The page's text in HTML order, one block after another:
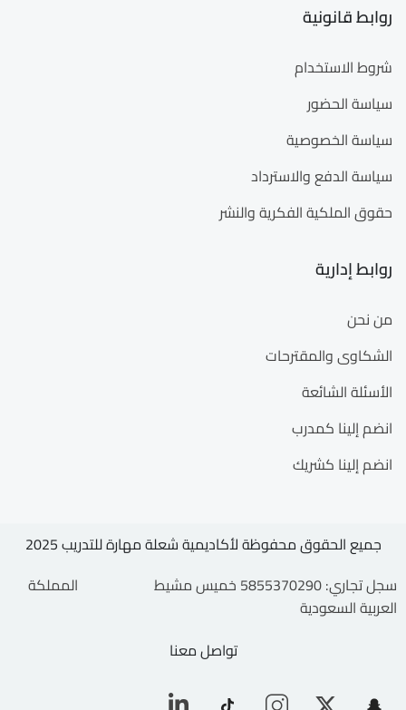
روابط قانونية
شروط الاستخدام
سياسة الحضور
سياسة الخصوصية
سياسة الدفع والاسترداد
حقوق الملكية الفكرية والنشر
روابط إدارية
من نحن
الشكاوى والمقترحات
الأسئلة الشائعة
انضم إلينا كمدرب
انضم إلينا كشريك
جميع الحقوق محفوظة لأكاديمية شعلة مهارة للتدريب 2025
سجل تجاري: 5855370290 خميس مشيط المملكة
العربية السعودية
تواصل معنا